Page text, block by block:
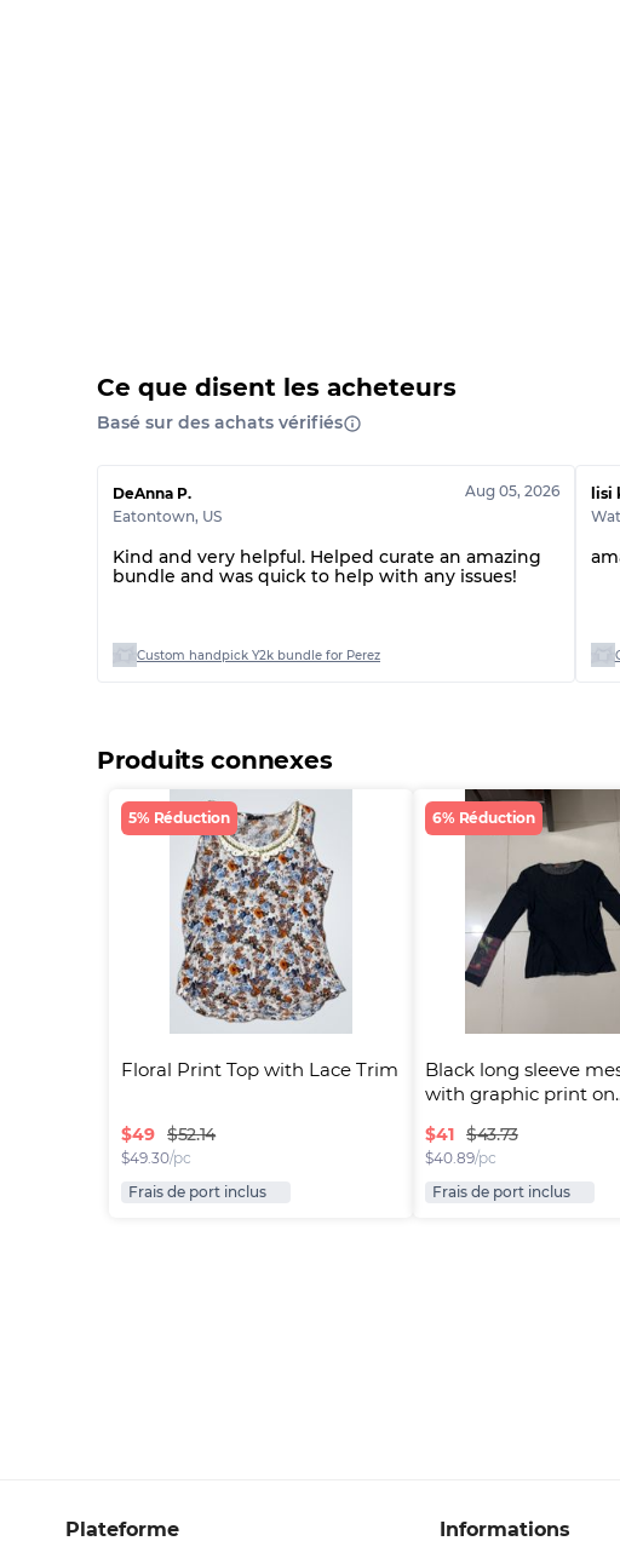
Ce que disent les acheteurs
Basé sur des achats vérifiés
DeAnna P.
Eatontown, US
Aug 05, 2026
Kind and very helpful. Helped curate an amazing
bundle and was quick to help with any issues!
Custom handpick Y2k bundle for Perez
lisi
Produits connexes
5% Réduction
Floral Print Top with Lace Trim
$49 $52.14
$49.30/pc
Frais de port inclus
6% Réduction
Black long sleeve
with graphic print
$41 $43.73
$40.89/pc
Frais de port inclus
Plateforme Informations